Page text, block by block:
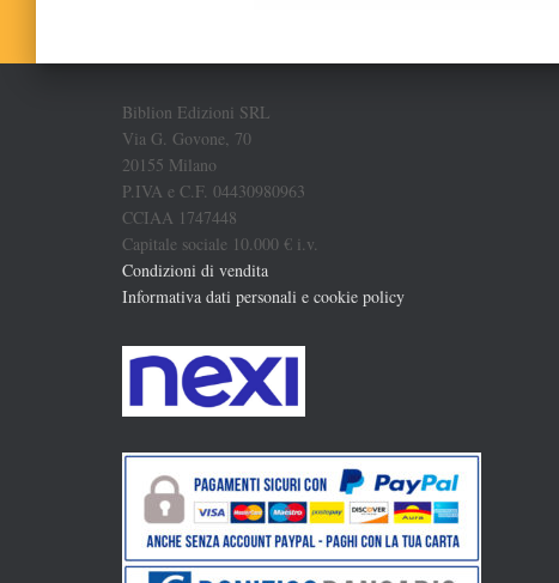
Biblion Edizioni SRL
Via G. Govone, 70
20155 Milano
P.IVA e C.F. 04430980963
CCIAA 1747448
Capitale sociale 10.000 € i.v.
Condizioni di vendita
Informativa dati personali e cookie policy